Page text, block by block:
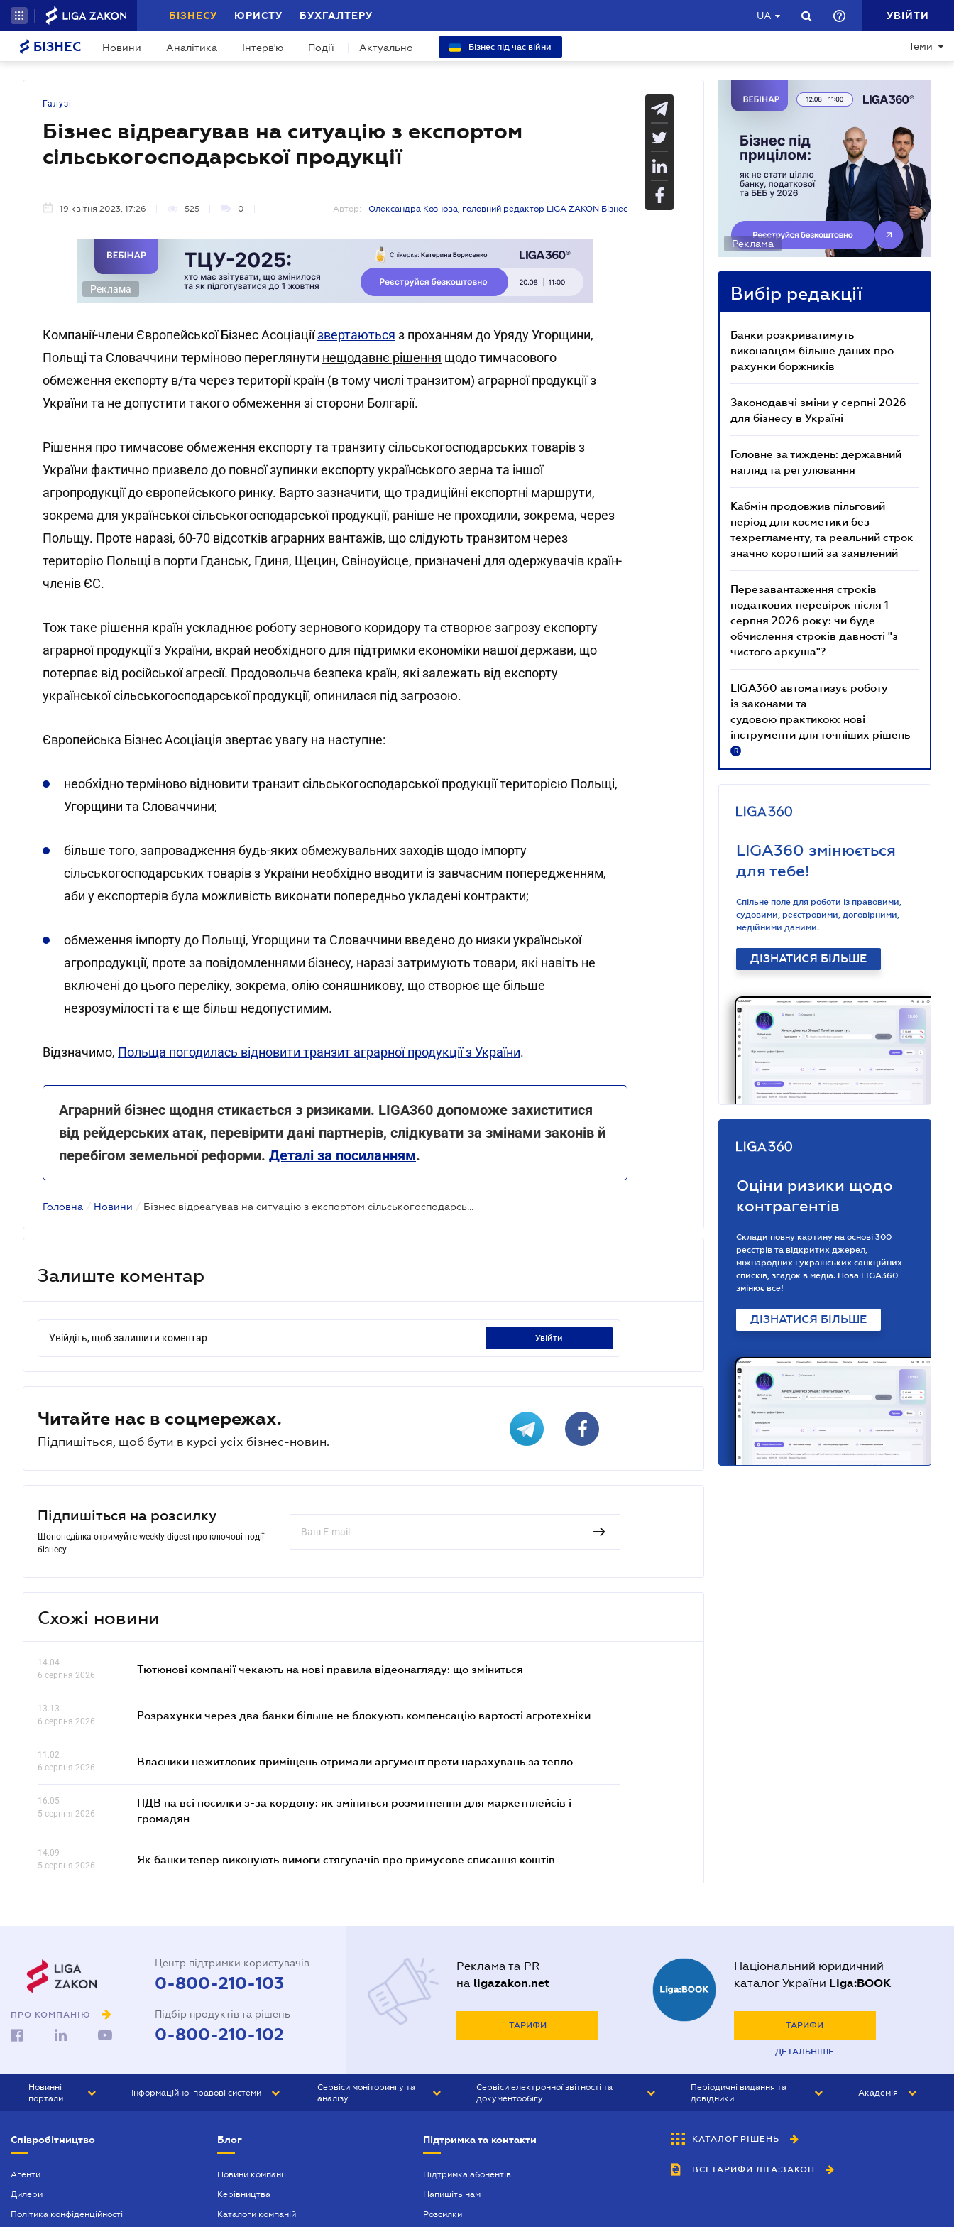
БІЗНЕСУ ЮРИСТУ БУХГАЛТЕРУ UA УВІЙТИ
БІЗНЕС Новини Аналітика Інтерв'ю Події Актуально Бізнес під час війни Теми
Галузі
Бізнес відреагував на ситуацію з експортом
сільськогосподарської продукції
19 квітня 2023, 17:26 525 0 Автор: Олександра Кознова, головний редактор LIGA ZAKON Бізнес
Реклама
Компанії-члени Європейської Бізнес Асоціаціїзвертаються з проханням до Уряду Угорщини,
Польщі та Словаччини терміново переглянути нещодавнє рішення щодо тимчасового
обмеження експорту в/та через території країн (в тому числі транзитом) аграрної продукції з
України та не допустити такого обмеження зі сторони Болгарії.
Рішення про тимчасове обмеження експорту та транзиту сільськогосподарських товарів з
України фактично призвело до повної зупинки експорту українського зерна та іншої
агропродукції до європейського ринку. Варто зазначити, що традиційні експортні маршрути,
зокрема для української сільськогосподарської продукції, раніше не проходили, зокрема, через
Польщу. Проте наразі, 60-70 відсотків аграрних вантажів, що слідують транзитом через
територію Польщі в порти Гданськ, Гдиня, Щецин, Свіноуйсце, призначені для одержувачів країн-
членів ЄС.
Тож таке рішення країн ускладнює роботу зернового коридору та створює загрозу експорту
аграрної продукції з України, вкрай необхідного для підтримки економіки нашої держави, що
потерпає від російської агресії. Продовольча безпека країн, які залежать від експорту
української сільськогосподарської продукції, опинилася під загрозою.
Європейська Бізнес Асоціація звертає увагу на наступне:
необхідно терміново відновити транзит сільськогосподарської продукції територією Польщі,
Угорщини та Словаччини;
більше того, запровадження будь-яких обмежувальних заходів щодо імпорту
сільськогосподарських товарів з України необхідно вводити із завчасним попередженням,
аби у експортерів була можливість виконати попередньо укладені контракти;
обмеження імпорту до Польщі, Угорщини та Словаччини введено до низки української
агропродукції, проте за повідомленнями бізнесу, наразі затримують товари, які навіть не
включені до цього переліку, зокрема, олію соняшникову, що створює ще більше
незрозумілості та є ще більш недопустимим.
Відзначимо, Польща погодилась відновити транзит аграрної продукції з України.
Аграрний бізнес щодня стикається з ризиками. LIGA360 допоможе захиститися
від рейдерських атак, перевірити дані партнерів, слідкувати за змінами законів й
перебігом земельної реформи. Деталі за посиланням.
Головна / Новини / Бізнес відреагував на ситуацію з експортом сільськогосподарської продукції
Залиште коментар
Увійдіть, щоб залишити коментар увійти
Читайте нас в соцмережах.
Підпишіться, щоб бути в курсі усіх бізнес-новин.
Підпишіться на розсилку
Щопонеділка отримуйте weekly-digest про ключові події
бізнесу
Схожі новини
14.04
6 серпня 2026
Тютюнові компанії чекають на нові правила відеонагляду: що зміниться
13.13
6 серпня 2026
Розрахунки через два банки більше не блокують компенсацію вартості агротехніки
11.02
6 серпня 2026
Власники нежитлових приміщень отримали аргумент проти нарахувань за тепло
16.05
5 серпня 2026
ПДВ на всі посилки з-за кордону: як зміниться розмитнення для маркетплейсів і
громадян
14.09
5 серпня 2026
Як банки тепер виконують вимоги стягувачів про примусове списання коштів
Реклама
Вибір редакції
Банки розкриватимуть
виконавцям більше даних про
рахунки боржників
Законодавчі зміни у серпні 2026
для бізнесу в Україні
Головне за тиждень: державний
нагляд та регулювання
Кабмін продовжив пільговий
період для косметики без
техрегламенту, та реальний строк
значно коротший за заявлений
Перезавантаження строків
податкових перевірок після 1
серпня 2026 року: чи буде
обчислення строків давності "з
чистого аркуша"?
LIGA360 автоматизує роботу
із законами та
судовою практикою: нові
інструменти для точніших рішень
R
LIGA360 змінюється
для тебе!
Спільне поле для роботи із правовими,
судовими, реєстровими, договірними,
медійними даними.
ДІЗНАТИСЯ БІЛЬШЕ
Оціни ризики щодо
контрагентів
Склади повну картину на основі 300
реєстрів та відкритих джерел,
міжнародних і українських санкційних
списків, згадок в медіа. Нова LIGA360
змінює все!
ДІЗНАТИСЯ БІЛЬШЕ
ПРО КОМПАНІЮ
Центр підтримки користувачів
0-800-210-103
Підбір продуктів та рішень
0-800-210-102
Реклама та PR
на ligazakon.net
ТАРИФИ
Національний юридичний
каталог України Liga:BOOK
ТАРИФИ
ДЕТАЛЬНІШЕ
Новинні
портали
БІЗНЕС
Інформаційно-правові системи
БУХГАЛТЕР ПРОФ
Сервіси моніторингу та
аналізу
Сервіси електронної звітності та
документообігу
Періодичні видання та
довідники
БУХГАЛТЕР&ЗАКОН
ВІСНИК МСФЗ
Академія
Співробітництво
Агенти
Дилери
Політика конфіденційності
Блог
Новини компанії
Керівництва
Каталоги компаній
Підтримка та контакти
Підтримка абонентів
Напишіть нам
Розсилки
КАТАЛОГ РІШЕНЬ
ВСІ ТАРИФИ ЛІГА:ЗАКОН